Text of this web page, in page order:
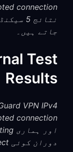
نتائج
جاتے ہیں۔
Test
Results
دوران کوئی IPv6 leaks detect نہیں ہوئے۔